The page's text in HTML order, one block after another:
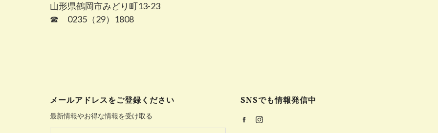
山形県鶴岡市みどり町13-23
☎ 0235（29）1808
メールアドレスをご登録ください
最新情報やお得な情報を受け取る
SNSでも情報発信中
FacebookInstagram